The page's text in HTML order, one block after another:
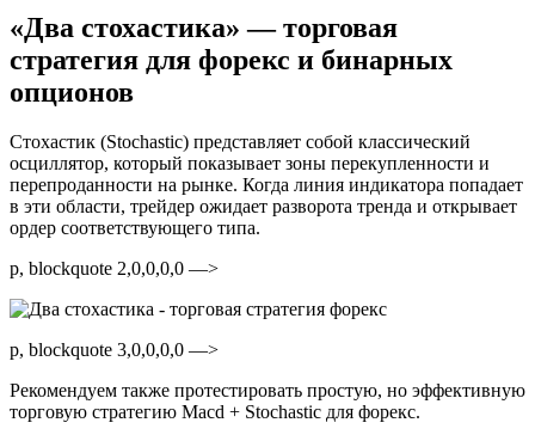
«Два стохастика» — торговая
стратегия для форекс и бинарных
опционов
Стохастик (Stochastic) представляет собой классический
осциллятор, который показывает зоны перекупленности и
перепроданности на рынке. Когда линия индикатора попадает
в эти области, трейдер ожидает разворота тренда и открывает
ордер соответствующего типа.
p, blockquote 2,0,0,0,0 —>
p, blockquote 3,0,0,0,0 —>
Рекомендуем также протестировать простую, но эффективную
торговую стратегию Macd + Stochastic для форекс.